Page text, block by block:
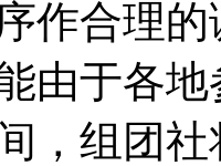
作合理的
由于各
，组团